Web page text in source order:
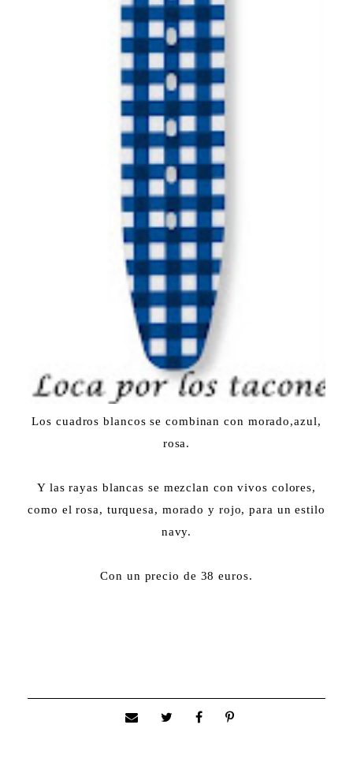
Los cuadros blancos se combinan con morado,azul,
rosa.
Y las rayas blancas se mezclan con vivos colores,
como el rosa, turquesa, morado y rojo, para un estilo
navy.
Con un precio de 38 euros.